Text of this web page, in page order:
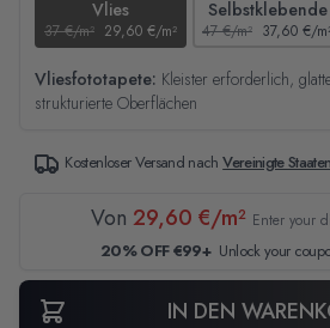
Vlies
37 €/m² 29,60 €/m²
Selbstklebende
47 €/m² 37,60 €/
Vliesfototapete: Kleister erforderlich,
strukturierte Oberflächen
Kostenloser Versand nachVereinigte Staaten
Von 29,60 €/m² Enter your
20% OFF €99+ Unlock your
IN DEN